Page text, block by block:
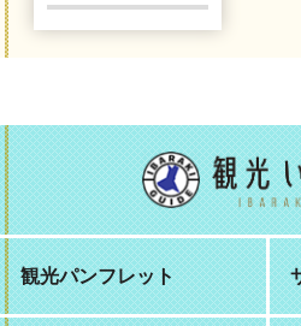
観光パンフレット